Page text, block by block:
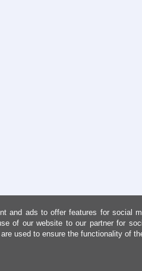
and ads to offer features for social
of our website to our partner for
used to ensure the functionality of